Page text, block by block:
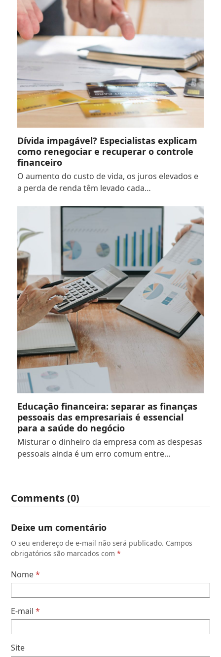
Dívida impagável? Especialistas explicam
como renegociar e recuperar o controle
financeiro
O aumento do custo de vida, os juros elevados e
a perda de renda têm levado cada…
Educação financeira: separar as finanças
pessoais das empresariais é essencial
para a saúde do negócio
Misturar o dinheiro da empresa com as despesas
pessoais ainda é um erro comum entre…
Comments (0)
Deixe um comentário
O seu endereço de e-mail não será publicado. Campos
obrigatórios são marcados com*
Nome*
E-mail*
Site